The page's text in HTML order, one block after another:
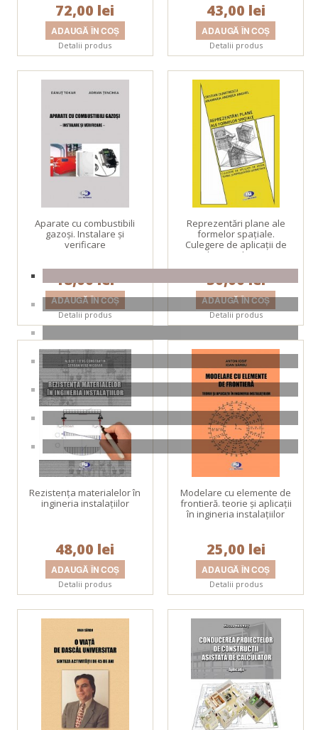
72,00 lei
Detalii produs
43,00 lei
Detalii produs
Aparate cu combustibili
gazoşi. Instalare şi
verificare
18,00 lei
Detalii produs
Reprezentări plane ale
formelor spaţiale.
Culegere de aplicaţii de
desen tehnic şi
reprezentări geometrice
30,00 lei
Detalii produs
Rezistenţa materialelor în
ingineria instalaţiilor
48,00 lei
Detalii produs
Modelare cu elemente de
frontieră. teorie şi aplicaţii
în ingineria instalaţiilor
25,00 lei
Detalii produs